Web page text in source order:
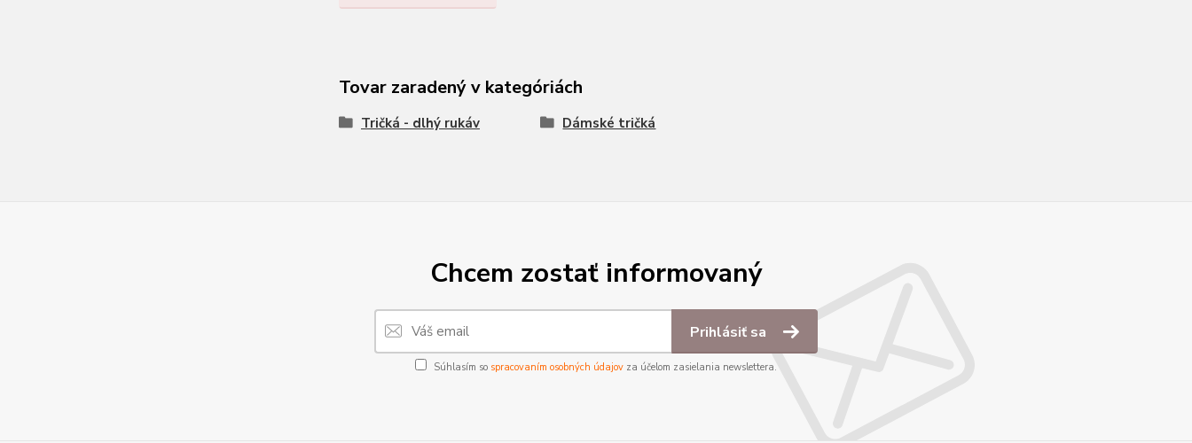
Tovar zaradený v kategóriách
Tričká - dlhý rukáv Dámské tričká
Chcem zostať informovaný
Prihlásiť sa
Súhlasím so spracovaním osobných údajov za účelom zasielania newslettera.